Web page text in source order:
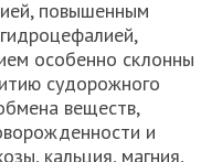
повышенным
особенно склонны
судорожного
веществ,
и
кальция, магния,